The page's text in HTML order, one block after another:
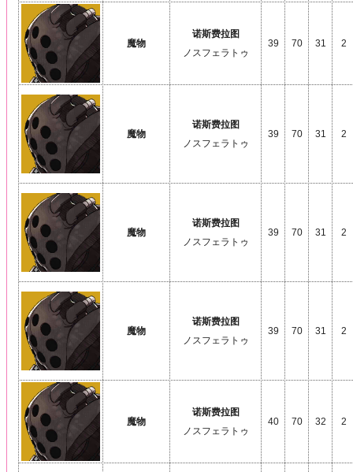
魔物
诺斯费拉图
ノスフェラトゥ
39 70 31 2
魔物
诺斯费拉图
ノスフェラトゥ
39 70 31 2
魔物
诺斯费拉图
ノスフェラトゥ
39 70 31 2
魔物
诺斯费拉图
ノスフェラトゥ
39 70 31 2
魔物
诺斯费拉图
ノスフェラトゥ
40 70 32 2